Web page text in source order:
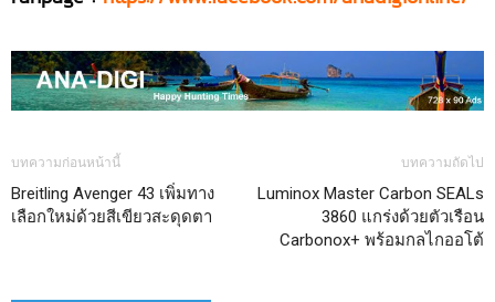
บทความก่อนหน้านี้
Breitling Avenger 43 เพิ่มทาง
เลือกใหม่ด้วยสีเขียวสะดุดตา
บทความถัดไป
Luminox Master Carbon SEALs
3860 แกร่งด้วยตัวเรือน
Carbonox+ พร้อมกลไกออโต้